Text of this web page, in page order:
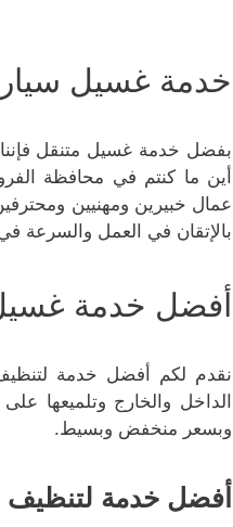
خدمة غسيل
بفضل خدمة غسيل متنقل
أين ما كنتم في محافظة
عمال خبيرين ومهنيين
بالإتقان في العمل والسرعة
أفضل خدمة غسيل
نقدم لكم أفضل خدمة
الداخل والخارج وتلميعها
وبسعر منخفض وبسيط.
أفضل خدمة لتنظيف